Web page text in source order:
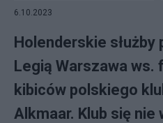
6.10.2023
Holenderskie służby
Legią Warszawa ws.
kibiców polskiego
Alkmaar. Klub się nie